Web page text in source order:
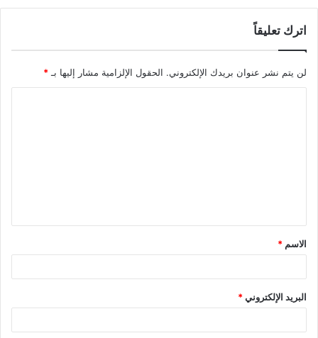
اترك تعليقاً
لن يتم نشر عنوان بريدك الإلكتروني. الحقول الإلزامية مشار إليها بـ *
الاسم *
البريد الإلكتروني*